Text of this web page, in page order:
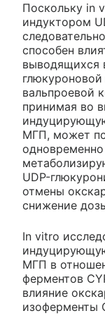
Поскольку in
индуктором
способен
выводящихся
вальпроевой
принимая во
МГП, может
UDP-
отмены
снижение
In vitro
МГП в
ферментов
влияние
изоферменты